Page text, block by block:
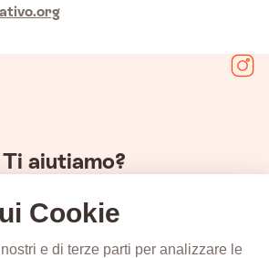
Cookie
e di terze parti per analizzare le
Ti aiutiamo?
Lo facciamo subito